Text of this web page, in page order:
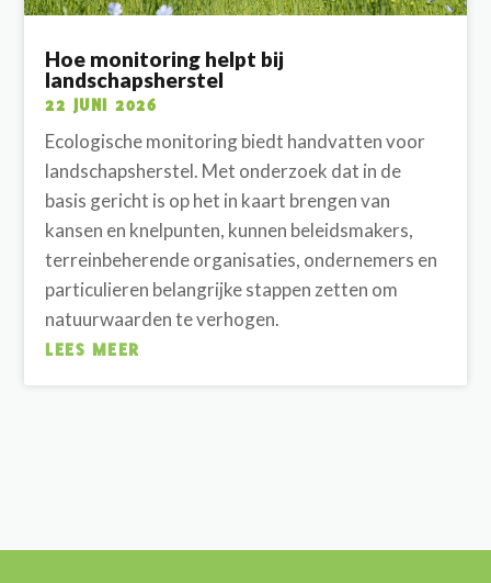
Hoe monitoring helpt bij
landschapsherstel
22 JUNI 2026
Ecologische monitoring biedt handvatten voor
landschapsherstel. Met onderzoek dat in de
basis gericht is op het in kaart brengen van
kansen en knelpunten, kunnen beleidsmakers,
terreinbeherende organisaties, ondernemers en
particulieren belangrijke stappen zetten om
natuurwaarden te verhogen.
LEES MEER